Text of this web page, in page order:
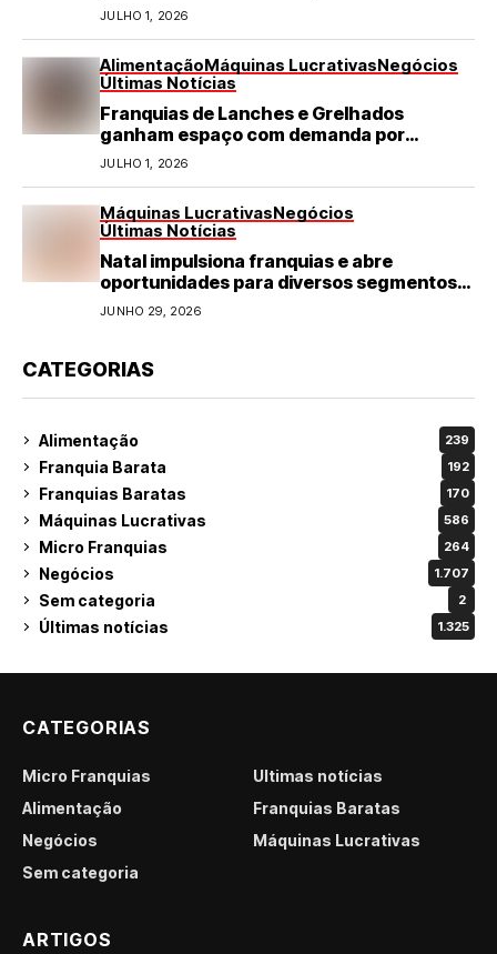
JULHO 1, 2026
AlimentaçãoMáquinas LucrativasNegócios
Últimas Notícias
Franquias de Lanches e Grelhados
ganham espaço com demanda por
refeições rápidas e de qualidade
JULHO 1, 2026
Máquinas LucrativasNegócios
Últimas Notícias
Natal impulsiona franquias e abre
oportunidades para diversos segmentos
do varejo
JUNHO 29, 2026
CATEGORIAS
Alimentação 239
Franquia Barata 192
Franquias Baratas 170
Máquinas Lucrativas 586
Micro Franquias 264
Negócios 1.707
Sem categoria 2
Últimas notícias 1.325
CATEGORIAS
Micro Franquias
Últimas notícias
Alimentação
Franquias Baratas
Negócios
Máquinas Lucrativas
Sem categoria
ARTIGOS